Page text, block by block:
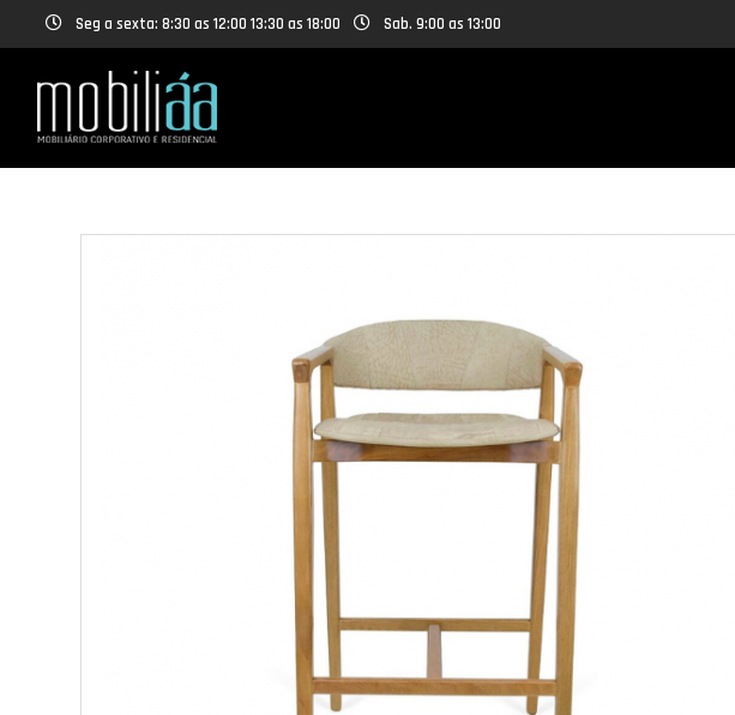
Seg a sexta: 8:30 as 12:00 13:30 as 18:00 Sab. 9:00 as 13:00